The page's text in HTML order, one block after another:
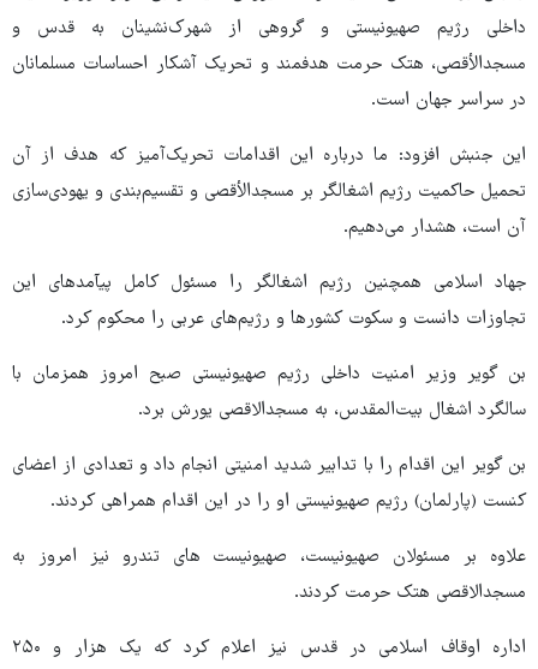
داخلی رژیم صهیونیستی و گروهی از شهرک‌نشینان به قدس و
مسجدالأقصی، هتک حرمت هدفمند و تحریک آشکار احساسات مسلمانان
در سراسر جهان است.
این جنبش افزود: ما درباره این اقدامات تحریک‌آمیز که هدف از آن
تحمیل حاکمیت رژیم اشغالگر بر مسجدالأقصی و تقسیم‌بندی و یهودی‌سازی
آن است، هشدار می‌دهیم.
جهاد اسلامی همچنین رژیم اشغالگر را مسئول کامل پیآمدهای این
تجاوزات دانست و سکوت کشورها و رژیم‌های عربی را محکوم کرد.
بن گویر وزیر امنیت داخلی رژیم صهیونیستی صبح امروز همزمان با
سالگرد اشغال بیت‌المقدس، به مسجدالاقصی یورش برد.
بن گویر این اقدام را با تدابیر شدید امنیتی انجام داد و تعدادی از اعضای
کنست (پارلمان) رژیم صهیونیستی او را در این اقدام همراهی کردند.
علاوه بر مسئولان صهیونیست، صهیونیست های تندرو نیز امروز به
مسجدالاقصی هتک حرمت کردند.
اداره اوقاف اسلامی در قدس نیز اعلام کرد که یک هزار و ۲۵۰